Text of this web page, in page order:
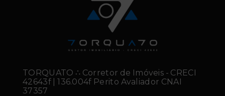
TORQUATO ∴ Corretor de Imóveis - CRECI
42643f | 136.004f Perito Avaliador CNAI
37357